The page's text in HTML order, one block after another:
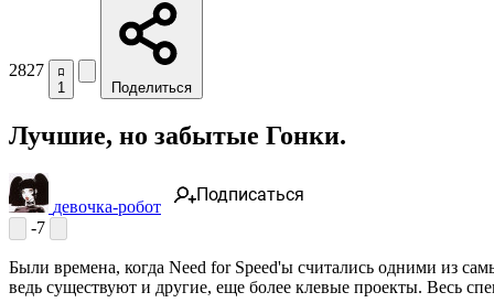
2827
1 Поделиться
Лучшие, но забытые Гонки.
девочка-робот
Подписаться
-7
Были времена, когда Need for Speed'ы считались одними из
ведь существуют и другие, еще более клевые проекты. Весь